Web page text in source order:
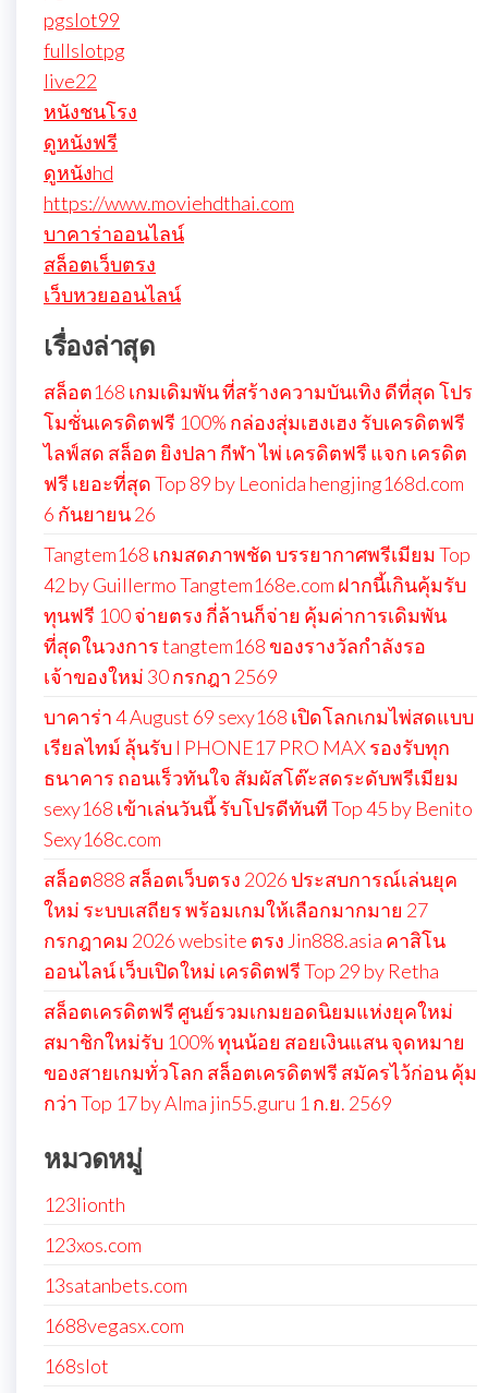
pgslot99
fullslotpg
live22
หนังชนโรง
ดูหนังฟรี
ดูหนังhd
https://www.moviehdthai.com
บาคาร่าออนไลน์
สล็อตเว็บตรง
เว็บหวยออนไลน์
เรื่องล่าสุด
สล็อต168 เกมเดิมพัน ที่สร้างความบันเทิง ดีที่สุด โปร
โมชั่นเครดิตฟรี 100% กล่องสุ่มเฮงเฮง รับเครดิตฟรี
ไลฟ์สด สล็อต ยิงปลา กีฬา ไพ่ เครดิตฟรี แจก เครดิต
ฟรี เยอะที่สุด Top 89 by Leonida hengjing168d.com
6 กันยายน 26
Tangtem168 เกมสดภาพชัด บรรยากาศพรีเมียม Top
42 by Guillermo Tangtem168e.com ฝากนี้เกินคุ้มรับ
ทุนฟรี 100 จ่ายตรง กี่ล้านก็จ่าย คุ้มค่าการเดิมพัน
ที่สุดในวงการ tangtem168 ของรางวัลกำลังรอ
เจ้าของใหม่ 30 กรกฎา 2569
บาคาร่า 4 August 69 sexy168 เปิดโลกเกมไพ่สดแบบ
เรียลไทม์ ลุ้นรับ I PHONE17 PRO MAX รองรับทุก
ธนาคาร ถอนเร็วทันใจ สัมผัสโต๊ะสดระดับพรีเมียม
sexy168 เข้าเล่นวันนี้ รับโปรดีทันที Top 45 by Benito
Sexy168c.com
สล็อต888 สล็อตเว็บตรง 2026 ประสบการณ์เล่นยุค
ใหม่ ระบบเสถียร พร้อมเกมให้เลือกมากมาย 27
กรกฎาคม 2026 website ตรง Jin888.asia คาสิโน
ออนไลน์ เว็บเปิดใหม่ เครดิตฟรี Top 29 by Retha
สล็อตเครดิตฟรี ศูนย์รวมเกมยอดนิยมแห่งยุคใหม่
สมาชิกใหม่รับ 100% ทุนน้อย สอยเงินแสน จุดหมาย
ของสายเกมทั่วโลก สล็อตเครดิตฟรี สมัครไว้ก่อน คุ้ม
กว่า Top 17 by Alma jin55.guru 1 ก.ย. 2569
หมวดหมู่
123lionth
123xos.com
13satanbets.com
1688vegasx.com
168slot